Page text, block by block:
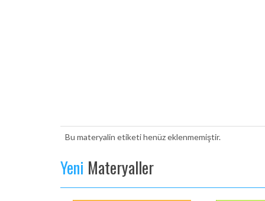
Bu materyalin etiketi henüz eklenmemiştir.
Yeni Materyaller